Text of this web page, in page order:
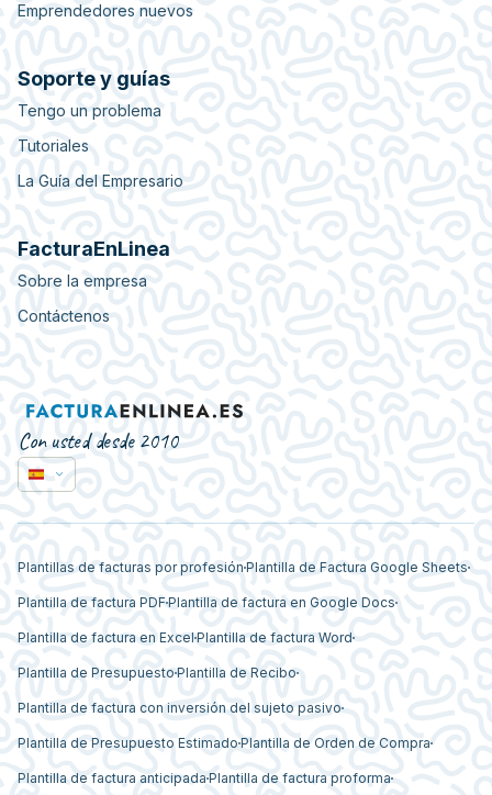
Emprendedores nuevos
Soporte y guías
Tengo un problema
Tutoriales
La Guía del Empresario
FacturaEnLinea
Sobre la empresa
Contáctenos
Con usted desde 2010
Plantillas de facturas por profesión Plantilla de Factura Google Sheets
Plantilla de factura PDF Plantilla de factura en Google Docs
Plantilla de factura en Excel Plantilla de factura Word
Plantilla de Presupuesto Plantilla de Recibo
Plantilla de factura con inversión del sujeto pasivo
Plantilla de Presupuesto Estimado Plantilla de Orden de Compra
Plantilla de factura anticipada Plantilla de factura proforma